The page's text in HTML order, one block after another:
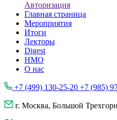
Авторизация
Главная страница
Мероприятия
Итоги
Лекторы
Digest
НМО
О нас
+7 (499) 130-25-20 +7 (985)
г. Москва, Большой